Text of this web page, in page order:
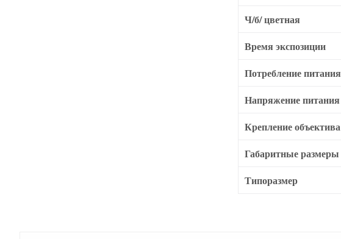
Ч/б/ цветная
Время экспозиции
Потребление питания
Напряжение питания
Крепление объектива
Габаритные размеры
Типоразмер